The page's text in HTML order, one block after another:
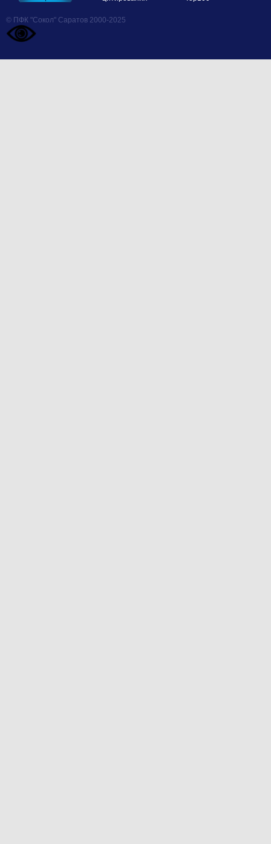
© ПФК "Сокол" Саратов 2000-2025